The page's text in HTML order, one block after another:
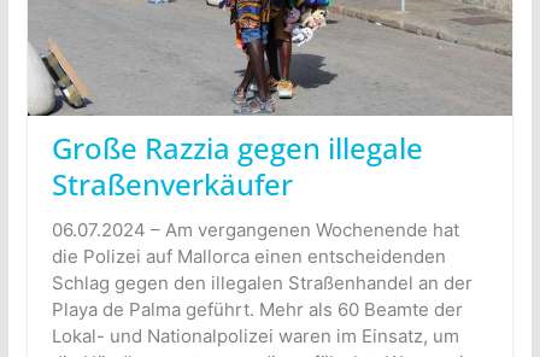
Große Razzia gegen illegale
Straßenverkäufer
06.07.2024 – Am vergangenen Wochenende hat
die Polizei auf Mallorca einen entscheidenden
Schlag gegen den illegalen Straßenhandel an der
Playa de Palma geführt. Mehr als 60 Beamte der
Lokal- und Nationalpolizei waren im Einsatz, um